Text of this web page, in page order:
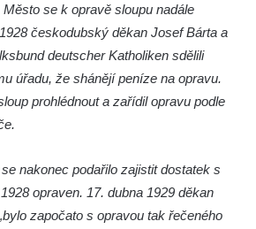
Trojice v Třebechovicích
muka) Kamenická
v Liberci u kostela
Kříže
Trojice v Bakově nad
se k opravě sloupu nadále
českodubský děkan Josef Bárta a
deutscher Katholiken sdělili
úřadu, že shánějí peníze na opravu.
prohlédnout a zařídil opravu podle
nakonec podařilo zajistit dostatek s
opraven. 17. dubna 1929 děkan
započato s opravou tak řečeného